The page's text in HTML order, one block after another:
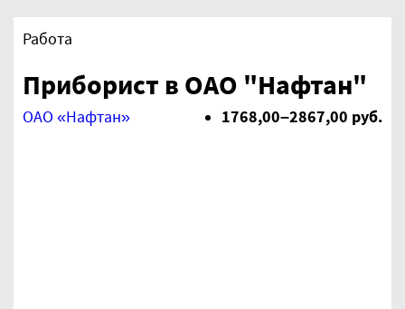
Работа
Приборист в ОАО "Нафтан"
ОАО «Нафтан» 1768,00–2867,00 руб.